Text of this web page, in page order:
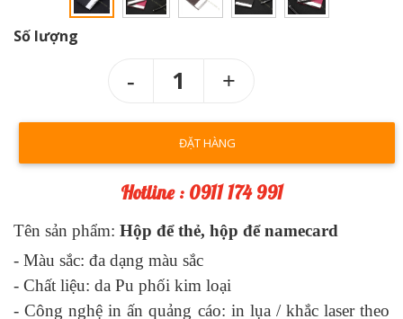
Số lượng
1
ĐẶT HÀNG
Hotline : 0911 174 991
Tên sản phẩm: Hộp để thẻ, hộp để namecard
- Màu sắc: đa dạng màu sắc
- Chất liệu: da Pu phối kim loại
- Công nghệ in ấn quảng cáo: in lụa / khắc laser theo